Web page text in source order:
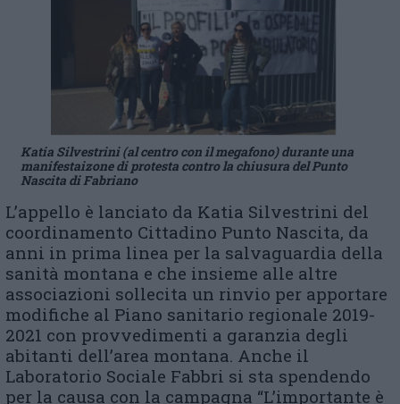
Katia Silvestrini (al centro con il megafono) durante una
manifestaizone di protesta contro la chiusura del Punto
Nascita di Fabriano
L’appello è lanciato da Katia Silvestrini del
coordinamento Cittadino Punto Nascita, da
anni in prima linea per la salvaguardia della
sanità montana e che insieme alle altre
associazioni sollecita un rinvio per apportare
modifiche al Piano sanitario regionale 2019-
2021 con provvedimenti a garanzia degli
abitanti dell’area montana. Anche il
Laboratorio Sociale Fabbri si sta spendendo
per la causa con la campagna “L’importante è